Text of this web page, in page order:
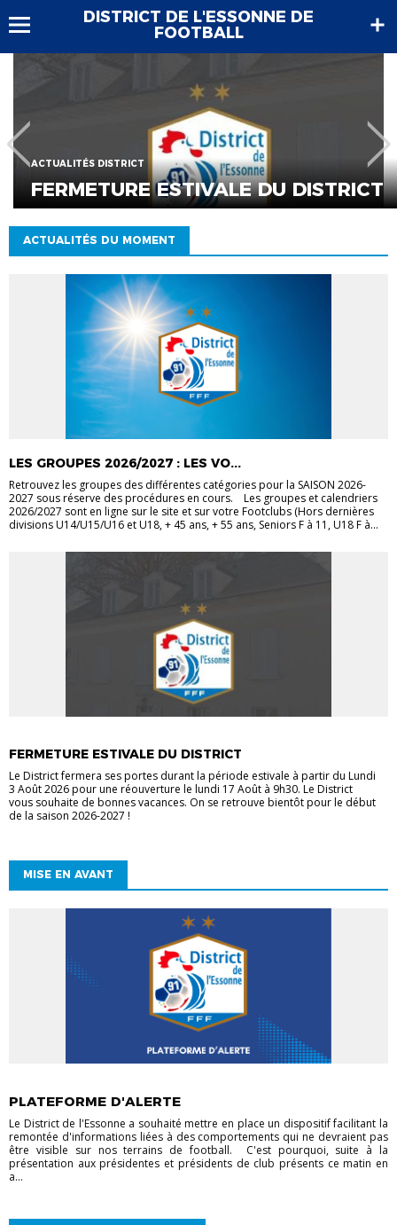
DISTRICT DE L'ESSONNE DE
FOOTBALL
ACTUALITÉS DISTRICT
FERMETURE ESTIVALE DU DISTRICT
ACTUALITÉS DU MOMENT
LES GROUPES 2026/2027 : LES VO...
Retrouvez les groupes des différentes catégories pour la SAISON 2026-
2027 sous réserve des procédures en cours. Les groupes et calendriers
2026/2027 sont en ligne sur le site et sur votre Footclubs (Hors dernières
divisions U14/U15/U16 et U18, + 45 ans, + 55 ans, Seniors F à 11, U18 F à...
FERMETURE ESTIVALE DU DISTRICT
Le District fermera ses portes durant la période estivale à partir du Lundi
3 Août 2026 pour une réouverture le lundi 17 Août à 9h30. Le District
vous souhaite de bonnes vacances. On se retrouve bientôt pour le début
de la saison 2026-2027 !
MISE EN AVANT
PLATEFORME D'ALERTE
Le District de l'Essonne a souhaité mettre en place un dispositif facilitant la
remontée d'informations liées à des comportements qui ne devraient pas
être visible sur nos terrains de football. C'est pourquoi, suite à la
présentation aux présidentes et présidents de club présents ce matin en
a...